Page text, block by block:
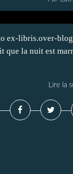
ex-libris.over-
que la nuit est
Lire la